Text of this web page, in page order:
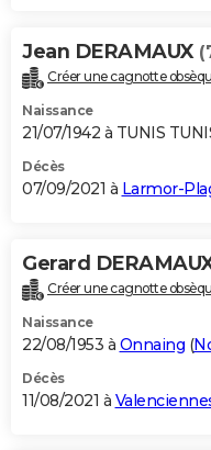
Jean DERAMAUX
Créer une cagnotte
Naissance
21/07/1942 à TUNIS
Décès
07/09/2021 à Larmor-
Gerard
Créer une cagnotte
Naissance
22/08/1953 à Onnaing (
Décès
11/08/2021 à